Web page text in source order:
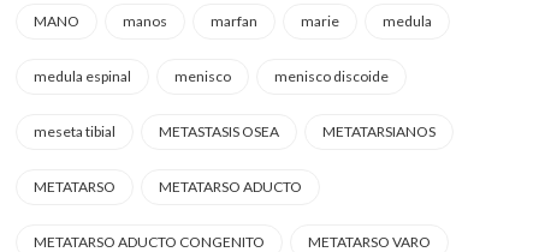
MANO manos marfan marie medula
medula espinal menisco menisco discoide
meseta tibial METASTASIS OSEA METATARSIANOS
METATARSO METATARSO ADUCTO
METATARSO ADUCTO CONGENITO METATARSO VARO